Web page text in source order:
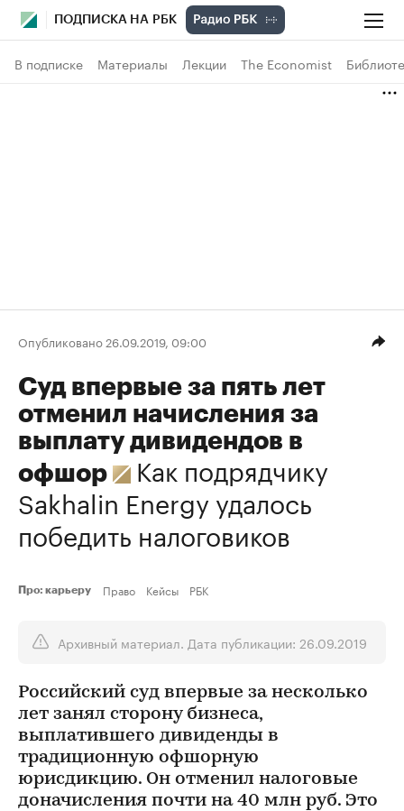
ПОДПИСКА НА РБК
В подписке Материалы Лекции The Economist
Опубликовано 26.09.2019, 09:00
Суд впервые за пять лет
отменил начисления за
выплату дивидендов в
офшор
Как подрядчику
Sakhalin Energy удалось
победить налоговиков
Про: карьеру Право Кейсы РБК
Архивный материал. Дата публикации: 26.09.2019
Российский суд впервые за несколько
лет занял сторону бизнеса,
выплатившего дивиденды в
традиционную офшорную
юрисдикцию. Он отменил налоговые
доначисления почти на 40 млн руб. Это